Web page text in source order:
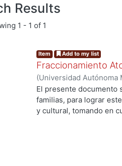
Results
1 - 1 of 1
Item Add to my list
Fraccionamiento
(Universidad Autónoma
de Servicios de
Lozada, Jazmín Adriana;
El presente documento
familias, para lograr
y cultural, tomando en